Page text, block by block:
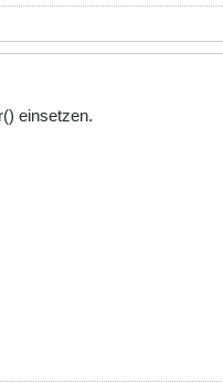
einsetzen.